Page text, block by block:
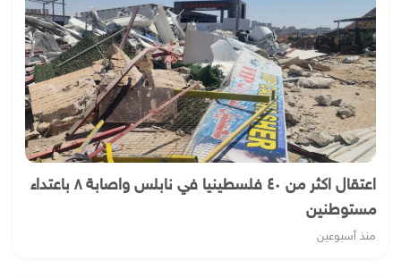
اعتقال اكثر من ٤٠ فلسطينيا في نابلس واصابة ٨ باعتداء
مستوطنين
منذ أسبوعين